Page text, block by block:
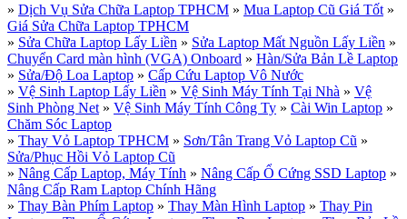
» Dịch Vụ Sửa Chữa Laptop TPHCM » Mua Laptop Cũ Giá Tốt »
Giá Sửa Chữa Laptop TPHCM
» Sửa Chữa Laptop Lấy Liền » Sửa Laptop Mất Nguồn Lấy Liền »
Chuyển Card màn hình (VGA) Onboard » Hàn/Sửa Bản Lề Laptop
» Sửa/Độ Loa Laptop » Cấp Cứu Laptop Vô Nước
» Vệ Sinh Laptop Lấy Liền » Vệ Sinh Máy Tính Tại Nhà » Vệ
Sinh Phòng Net » Vệ Sinh Máy Tính Công Ty » Cài Win Laptop »
Chăm Sóc Laptop
» Thay Vỏ Laptop TPHCM » Sơn/Tân Trang Vỏ Laptop Cũ »
Sửa/Phục Hồi Vỏ Laptop Cũ
» Nâng Cấp Laptop, Máy Tính » Nâng Cấp Ổ Cứng SSD Laptop »
Nâng Cấp Ram Laptop Chính Hãng
» Thay Bàn Phím Laptop » Thay Màn Hình Laptop » Thay Pin